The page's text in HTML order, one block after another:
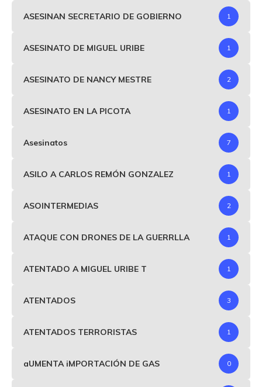
ASESINAN SECRETARIO DE GOBIERNO 1
ASESINATO DE MIGUEL URIBE 1
ASESINATO DE NANCY MESTRE 2
ASESINATO EN LA PICOTA 1
Asesinatos 7
ASILO A CARLOS REMÓN GONZALEZ 1
ASOINTERMEDIAS 2
ATAQUE CON DRONES DE LA GUERRLLA 1
ATENTADO A MIGUEL URIBE T 1
ATENTADOS 3
ATENTADOS TERRORISTAS 1
aUMENTA iMPORTACIÓN DE GAS 0